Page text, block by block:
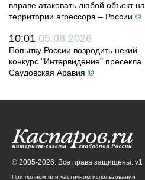
вправе атаковать любой объект на
территории агрессора – России ©
10:01 05.08.2026
Попытку России возродить некий
конкурс "Интервидение" пресекла
Саудовская Аравия ©
© 2005-2026. Все права защищены. v1
При полном или частичном использовании